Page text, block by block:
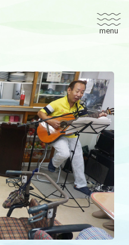
株式会社かいごデザイン